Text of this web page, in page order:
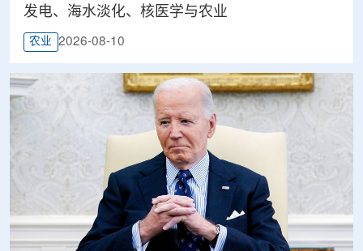
发电、海水淡化、核医学与农业
农业 2026-08-10